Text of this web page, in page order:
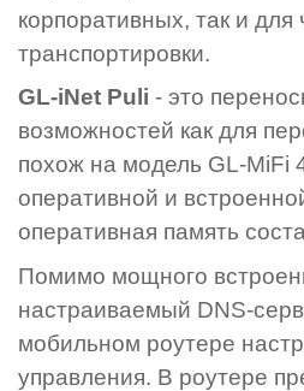
корпоративных, так и
транспортировки.
GL-iNet Puli - это
возможностей как для
похож на модель GL-MiFi
оперативной и
оперативная память
Помимо мощного
настраиваемый DNS-
мобильном роутере
управления. В роутере